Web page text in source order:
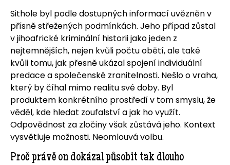
Sithole byl podle dostupných informací uvězněn v
přísně střežených podmínkách. Jeho případ zůstal
v jihoafrické kriminální historii jako jeden z
nejtemnějších, nejen kvůli počtu obětí, ale také
kvůli tomu, jak přesně ukázal spojení individuální
predace a společenské zranitelnosti. Nešlo o vraha,
který by číhal mimo realitu své doby. Byl
produktem konkrétního prostředí v tom smyslu, že
věděl, kde hledat zoufalství a jak ho využít.
Odpovědnost za zločiny však zůstává jeho. Kontext
vysvětluje možnosti. Neomlouvá volbu.
Proč právě on dokázal působit tak dlouho